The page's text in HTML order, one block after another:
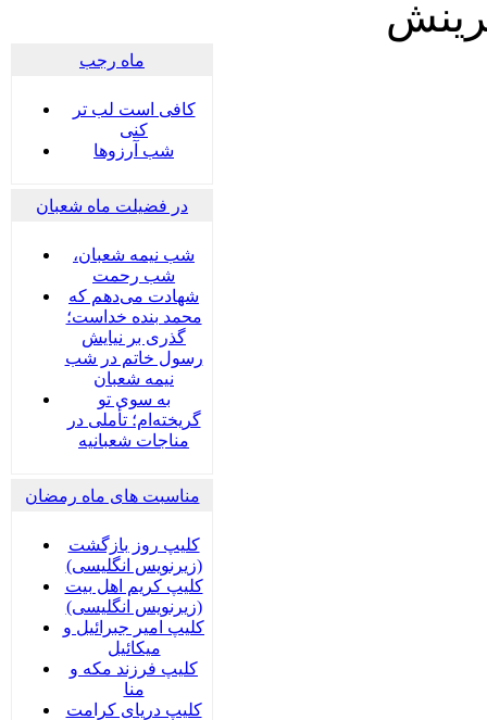
ماه رجب
کافی است لب تر
کنی
شب آرزوها
در فضیلت ماه شعبان
شب نیمه شعبان،
شب رحمت
شهادت می‌دهم که
محمد بنده خداست؛
گذری بر نیایش
رسول خاتم در شب
نیمه شعبان
به سوی تو
گریخته‌ام؛ تأملی در
مناجات شعبانیه
مناسبت های ماه رمضان
کلیپ روز بازگشت
(زیرنویس انگلیسی)
کلیپ کریم اهل بیت
(زیرنویس انگلیسی)
کلیپ امیر جبرائیل و
میکائیل
کلیپ فرزند مکه و
منا
کلیپ دریای کرامت